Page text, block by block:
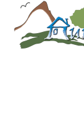
contenido